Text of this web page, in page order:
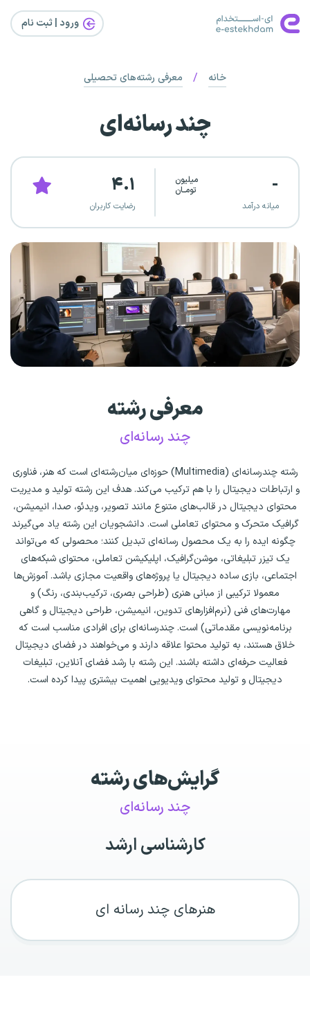
ورود | ثبت‌ نام
خانه / معرفی رشته‌های تحصیلی
چند رسانه‌ای
-
میلیون
تومــان
میانه درآمد
۴.۱
رضایت کاربران
معرفی رشته
چند رسانه‌ای
رشته چندرسانه‌ای (Multimedia) حوزه‌ای میان‌رشته‌ای است که هنر، فناوری
و ارتباطات دیجیتال را با هم ترکیب می‌کند. هدف این رشته تولید و مدیریت
محتوای دیجیتال در قالب‌های متنوع مانند تصویر، ویدئو، صدا، انیمیشن،
گرافیک متحرک و محتوای تعاملی است. دانشجویان این رشته یاد می‌گیرند
چگونه ایده را به یک محصول رسانه‌ای تبدیل کنند؛ محصولی که می‌تواند
یک تیزر تبلیغاتی، موشن‌گرافیک، اپلیکیشن تعاملی، محتوای شبکه‌های
اجتماعی، بازی ساده دیجیتال یا پروژه‌های واقعیت مجازی باشد. آموزش‌ها
معمولا ترکیبی از مبانی هنری (طراحی بصری، ترکیب‌بندی، رنگ) و
مهارت‌های فنی (نرم‌افزارهای تدوین، انیمیشن، طراحی دیجیتال و گاهی
برنامه‌نویسی مقدماتی) است. چندرسانه‌ای برای افرادی مناسب است که
خلاق هستند، به تولید محتوا علاقه دارند و می‌خواهند در فضای دیجیتال
فعالیت حرفه‌ای داشته باشند. این رشته با رشد فضای آنلاین، تبلیغات
دیجیتال و تولید محتوای ویدیویی اهمیت بیشتری پیدا کرده است.
گرایش‌های رشته
چند رسانه‌ای
کارشناسی ارشد
هنرهای چند رسانه ای